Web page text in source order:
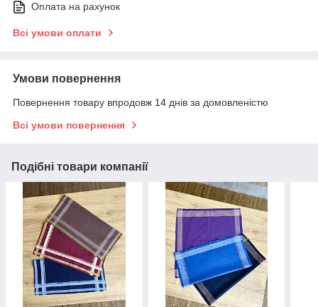
Оплата на рахунок
Всі умови оплати
Умови повернення
Повернення товару впродовж 14 днів за домовленістю
Всі умови повернення
Подібні товари компанії